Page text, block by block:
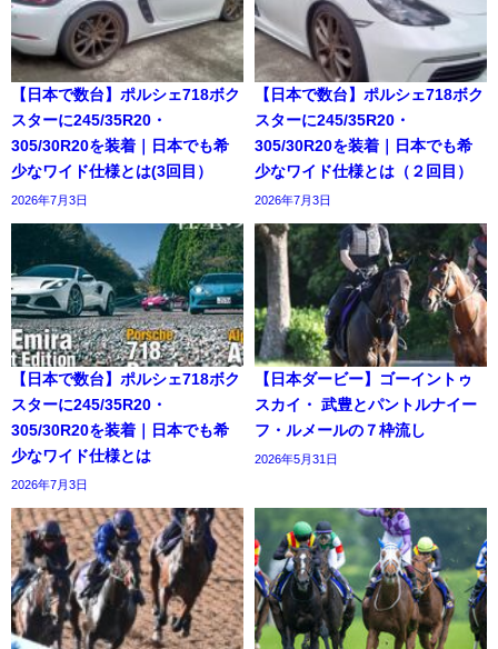
【日本で数台】ポルシェ718ボク
スターに245/35R20・
305/30R20を装着｜日本でも希
少なワイド仕様とは(3回目）
2026年7月3日
【日本で数台】ポルシェ718ボク
スターに245/35R20・
305/30R20を装着｜日本でも希
少なワイド仕様とは（２回目）
2026年7月3日
【日本で数台】ポルシェ718ボク
スターに245/35R20・
305/30R20を装着｜日本でも希
少なワイド仕様とは
2026年7月3日
【日本ダービー】ゴーイントゥ
スカイ・ 武豊とパントルナイー
フ・ルメールの７枠流し
2026年5月31日